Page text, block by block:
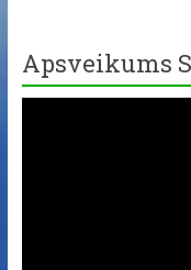
Apsveikums